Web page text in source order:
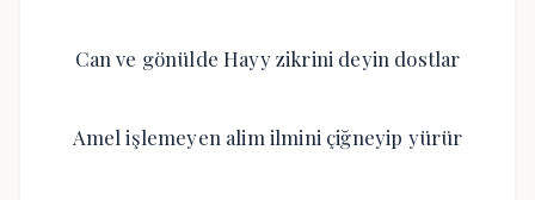
Can ve gönülde Hayy zikrini deyin dostlar
Amel işlemeyen alim ilmini çiğneyip yürür